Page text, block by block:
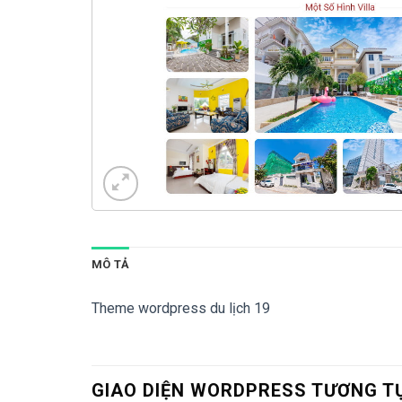
MÔ TẢ
Theme wordpress du lịch 19
GIAO DIỆN WORDPRESS TƯƠNG